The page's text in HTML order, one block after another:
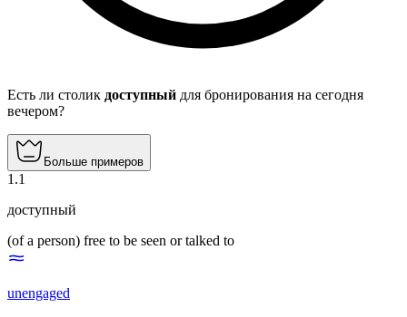
Есть ли столик доступный для бронирования на сегодня
вечером?
Больше примеров
1 .1
доступный
(of a person) free to be seen or talked to
unengaged